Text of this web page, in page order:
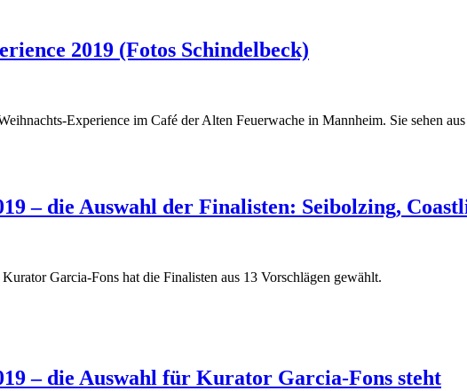
2019 (Fotos Schindelbeck)
Experience im Café der Alten Feuerwache in Mannheim. Sie sehen
– die Auswahl der Finalisten: Seibolzing,
Kurator Garcia-Fons hat die Finalisten aus 13 Vorschlägen gewählt.
– die Auswahl für Kurator Garcia-Fons steht